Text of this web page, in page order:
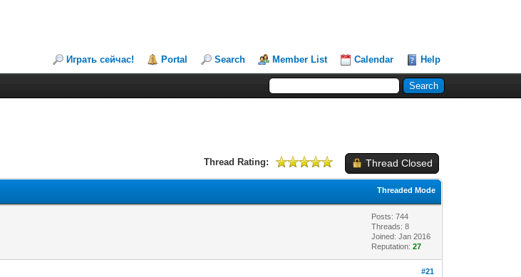
Играть сейчас! Portal Search Member List Calendar Help
Thread Closed
Thread Rating:
Threaded Mode
Posts: 744
Threads: 8
Joined: Jan 2016
Reputation:27
#21